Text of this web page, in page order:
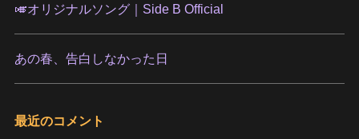
🎺オリジナルソング｜Side B Official
あの春、告白しなかった日
最近のコメント